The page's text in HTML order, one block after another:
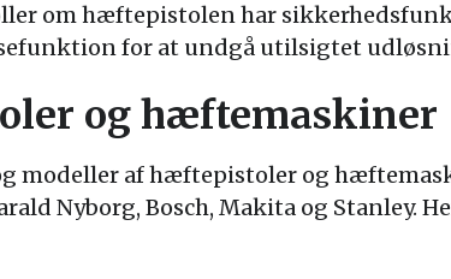
om hæftepistolen har
for at undgå utilsigtet
og hæftemaskiner
modeller af hæftepistoler og
Nyborg, Bosch, Makita og Stanley.